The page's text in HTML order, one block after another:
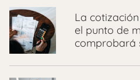
La
el punto de
comprobará